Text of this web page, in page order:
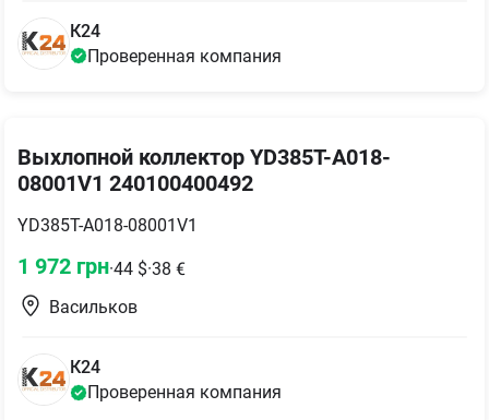
К24
Проверенная компания
Выхлопной коллектор YD385T-A018-
08001V1 240100400492
YD385T-A018-08001V1
1 972 грн·44 $·38 €
Васильков
К24
Проверенная компания